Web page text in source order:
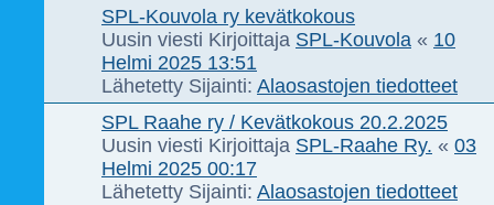
SPL-Kouvola ry kevätkokous
Uusin viesti Kirjoittaja SPL-Kouvola « 10
Helmi 2025 13:51
Lähetetty Sijainti: Alaosastojen tiedotteet
SPL Raahe ry / Kevätkokous 20.2.2025
Uusin viesti Kirjoittaja SPL-Raahe Ry. « 03
Helmi 2025 00:17
Lähetetty Sijainti: Alaosastojen tiedotteet